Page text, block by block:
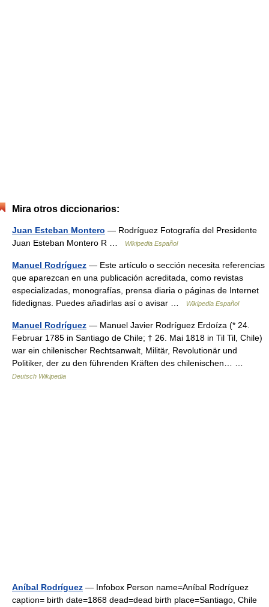
Mira otros diccionarios:
Juan Esteban Montero — Rodríguez Fotografía del Presidente
Juan Esteban Montero R …
Wikipedia Español
Manuel Rodríguez — Este artículo o sección necesita referencias
que aparezcan en una publicación acreditada, como revistas
especializadas, monografías, prensa diaria o páginas de Internet
fidedignas. Puedes añadirlas así o avisar …
Wikipedia Español
Manuel Rodríguez — Manuel Javier Rodríguez Erdoíza (* 24.
Februar 1785 in Santiago de Chile; † 26. Mai 1818 in Til Til, Chile)
war ein chilenischer Rechtsanwalt, Militär, Revolutionär und
Politiker, der zu den führenden Kräften des chilenischen… …
Deutsch Wikipedia
Aníbal Rodríguez — Infobox Person name=Aníbal Rodríguez
caption= birth date=1868 dead=dead birth place=Santiago, Chile